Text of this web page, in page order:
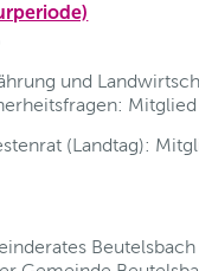
und
Mitglied
(Landtag):
Beutelsbach